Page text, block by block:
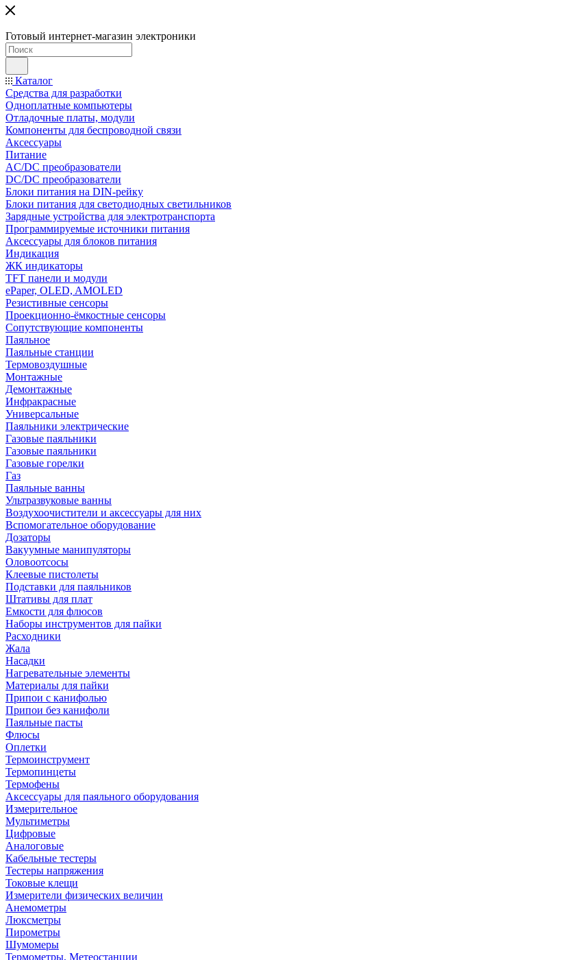
Готовый интернет-магазин электроники
Каталог
Средства для разработки
Одноплатные компьютеры
Отладочные платы, модули
Компоненты для беспроводной связи
Аксессуары
Питание
AC/DC преобразователи
DC/DC преобразователи
Блоки питания на DIN-рейку
Блоки питания для светодиодных светильников
Зарядные устройства для электротранспорта
Программируемые источники питания
Аксессуары для блоков питания
Индикация
ЖК индикаторы
TFT панели и модули
ePaper, OLED, AMOLED
Резистивные сенсоры
Проекционно-ёмкостные сенсоры
Сопутствующие компоненты
Паяльное
Паяльные станции
Термовоздушные
Монтажные
Демонтажные
Инфракрасные
Универсальные
Паяльники электрические
Газовые паяльники
Газовые паяльники
Газовые горелки
Газ
Паяльные ванны
Ультразвуковые ванны
Воздухоочистители и аксессуары для них
Вспомогательное оборудование
Дозаторы
Вакуумные манипуляторы
Оловоотсосы
Клеевые пистолеты
Подставки для паяльников
Штативы для плат
Емкости для флюсов
Наборы инструментов для пайки
Расходники
Жала
Насадки
Нагревательные элементы
Материалы для пайки
Припои с канифолью
Припои без канифоли
Паяльные пасты
Флюсы
Оплетки
Термоинструмент
Термопинцеты
Термофены
Аксессуары для паяльного оборудования
Измерительное
Мультиметры
Цифровые
Аналоговые
Кабельные тестеры
Тестеры напряжения
Токовые клещи
Измерители физических величин
Анемометры
Люксметры
Пирометры
Шумомеры
Термометры, Метеостанции